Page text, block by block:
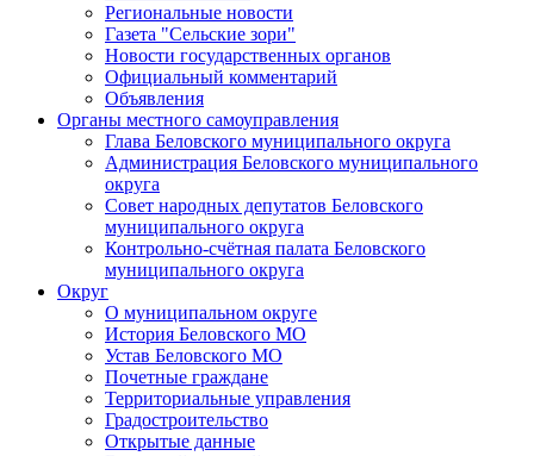
Региональные новости
Газета "Сельские зори"
Новости государственных органов
Официальный комментарий
Объявления
Органы местного самоуправления
Глава Беловского муниципального округа
Администрация Беловского муниципального
округа
Совет народных депутатов Беловского
муниципального округа
Контрольно-счётная палата Беловского
муниципального округа
Округ
О муниципальном округе
История Беловского МО
Устав Беловского МО
Почетные граждане
Территориальные управления
Градостроительство
Открытые данные